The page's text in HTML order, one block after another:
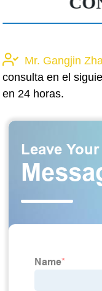
Mr. Gangjin
consulta en el
en 24 horas.